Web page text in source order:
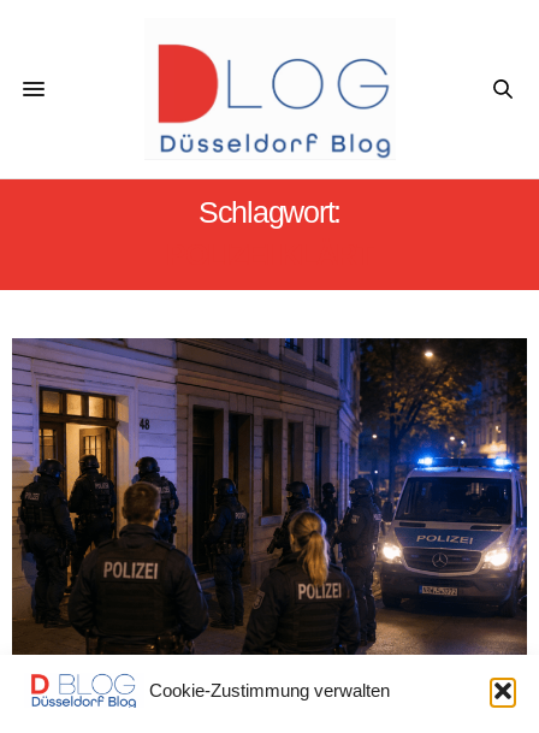
Cookie-Zustimmung verwalten
Schlagwort: